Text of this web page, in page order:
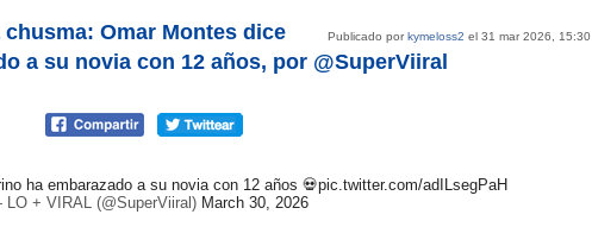
Publicado porkymeloss2 el 31 mar 2026, 15:30
Omar Montes dice
a su novia con 12 años, por @SuperViiral
ha embarazado a su novia con 12 años 💀pic.twitter.com/adILsegPaH
+ VIRAL (@SuperViiral) March 30, 2026